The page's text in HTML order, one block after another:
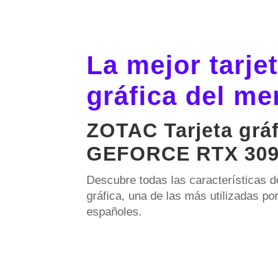
La mejor
gráfica del
ZOTAC Tarjeta
GEFORCE RTX
Descubre todas las características
gráfica, una de las más utilizadas
españoles.